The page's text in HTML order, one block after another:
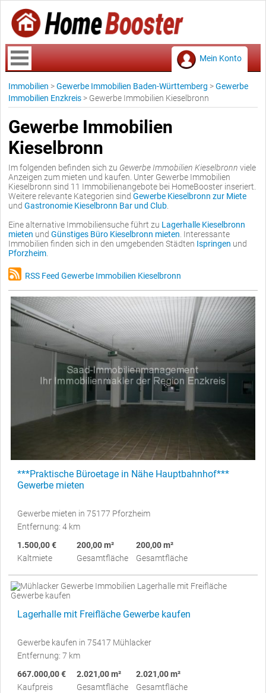
Mein Konto
Immobilien >Gewerbe Immobilien Baden-Württemberg >Gewerbe
Immobilien Enzkreis > Gewerbe Immobilien Kieselbronn
Gewerbe Immobilien
Kieselbronn
Im folgenden befinden sich zu Gewerbe Immobilien Kieselbronn viele
Anzeigen zum mieten und kaufen. Unter Gewerbe Immobilien
Kieselbronn sind 11 Immobilienangebote bei HomeBooster inseriert.
Weitere relevante Kategorien sind Gewerbe Kieselbronn zur Miete
und Gastronomie Kieselbronn Bar und Club
Eine alternative Immobiliensuche führt zu Lagerhalle Kieselbronn
mieten und Günstiges Büro Kieselbronn mieten . Interessante
Immobilien finden sich in den umgebenden Städten Ispringen und
Pforzheim
RSS Feed Gewerbe Immobilien Kieselbronn
***Praktische Büroetage in Nähe Hauptbahnhof***
Gewerbe mieten
Gewerbe mieten in 75177 Pforzheim
Entfernung: 4 km
1.500,00 €
Kaltmiete
200,00 m²
Gesamtfläche
200,00 m²
Gesamtfläche
Lagerhalle mit Freifläche Gewerbe kaufen
Gewerbe kaufen in 75417 Mühlacker
Entfernung: 7 km
667.000,00 €
Kaufpreis
2.021,00 m²
Gesamtfläche
2.021,00 m²
Gesamtfläche